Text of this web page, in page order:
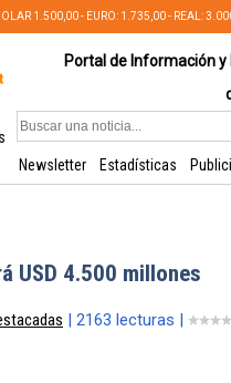
1.500,00 - EURO: 1.735,00 - REAL:
Portal de Información
Newsletter
Estadísticas
USD 4.500 millones
| 2163 lecturas |